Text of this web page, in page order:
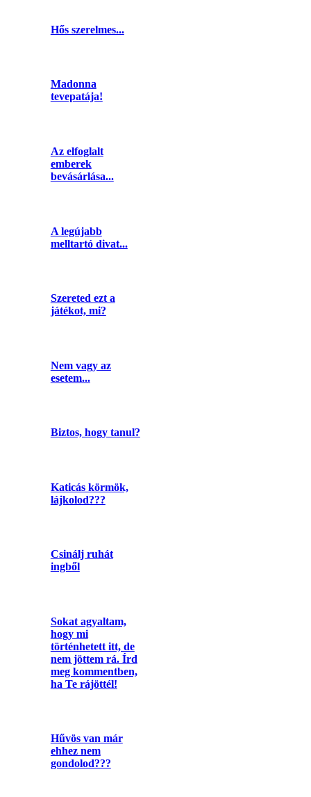
Hős szerelmes...
Madonna
tevepatája!
Az elfoglalt
emberek
bevásárlása...
A legújabb
melltartó divat...
Szereted ezt a
játékot, mi?
Nem vagy az
esetem...
Biztos, hogy tanul?
Katicás körmök,
lájkolod???
Csinálj ruhát
ingből
Sokat agyaltam,
hogy mi
történhetett itt, de
nem jöttem rá. Írd
meg kommentben,
ha Te rájöttél!
Hűvös van már
ehhez nem
gondolod???